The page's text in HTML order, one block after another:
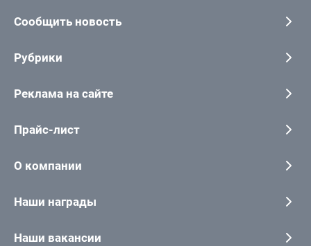
Сообщить новость
Рубрики
Реклама на сайте
Прайс-лист
О компании
Наши награды
Наши вакансии